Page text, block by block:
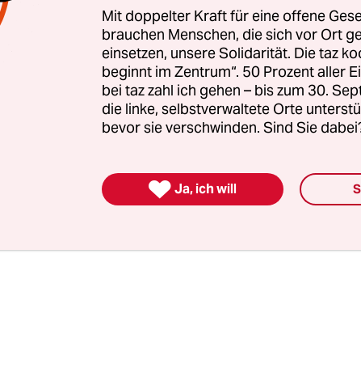
drehen jedes Thema auf sich. Aber ja:
Männer und es gibt ein Bedürfnis unter
zu führen, das viele Frauen schon seit langer
dem, was ich schreibe, wurde schon von
Autorinnen zuvor bearbeitet. Aber jetzt, da ein
beginnen Männer auch zuzuhören. Männer
Mit doppelter Kraft für eine offene
brauchen Menschen, die sich vor Ort
einsetzen, unsere Solidarität. Die taz
beginnt im Zentrum“. 50 Prozent aller
bei taz zahl ich gehen – bis zum 30.
die linke, selbstverwaltete Orte
bevor sie verschwinden. Sind Sie
 Ja, ich will